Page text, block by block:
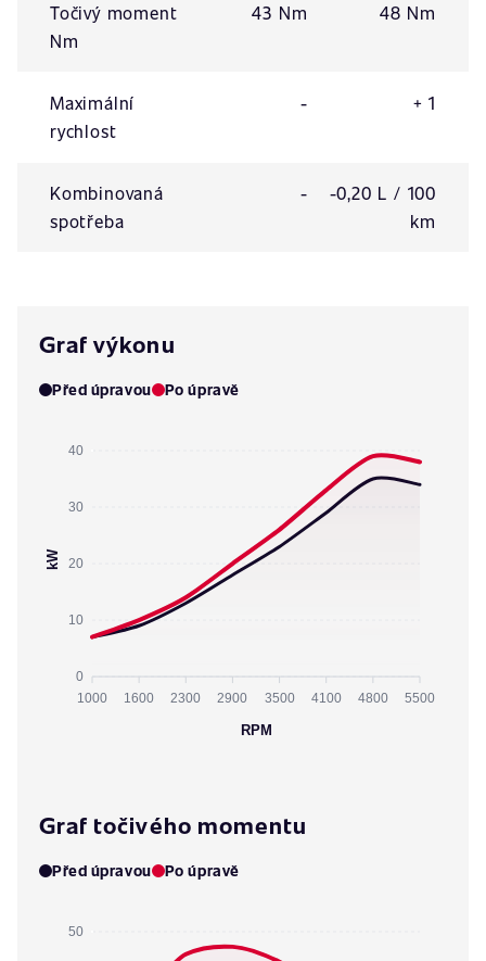
Točivý moment
Nm
43 Nm 48 Nm
Maximální
rychlost
- + 1
Kombinovaná
spotřeba
-
-0,20 L / 100
km
Graf výkonu
Před úpravou Po úpravě
40
30
20
10
0
kW
1000 1600 2300 2900 3500 4100 4800 5500
RPM
Graf točivého momentu
Před úpravou Po úpravě
50